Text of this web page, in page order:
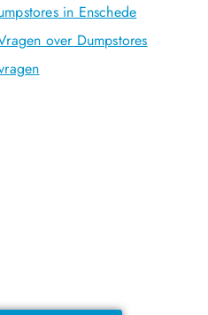
in Enschede
over Dumpstores